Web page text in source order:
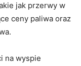
jak przerwy w
ceny paliwa oraz
na wyspie